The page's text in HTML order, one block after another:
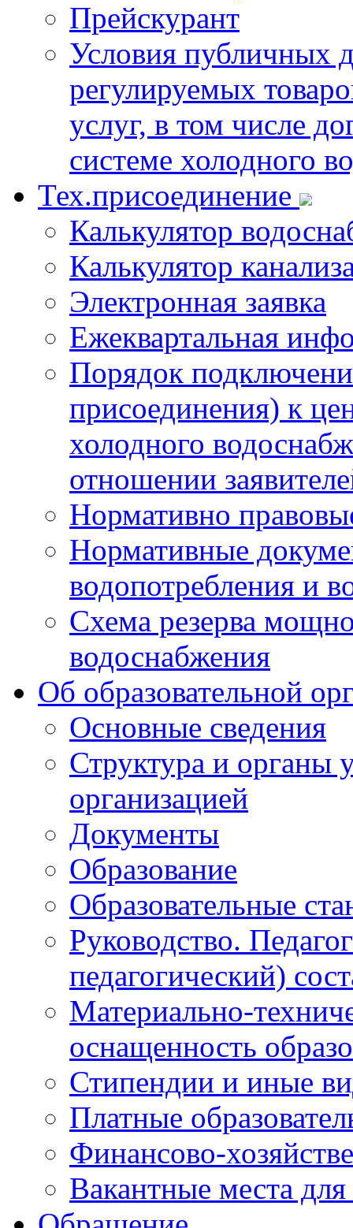
Прейскурант
Условия публичных
регулируемых
услуг, в том числе
системе холодного
Тех.присоединение
Калькулятор
Калькулятор
Электронная заявка
Ежеквартальная
Порядок
присоединения) к
холодного
отношении
Нормативно
Нормативные
водопотребления и
Схема резерва
водоснабжения
Об образовательной
Основные сведения
Структура и органы
организацией
Документы
Образование
Образовательные
Руководство.
педагогический)
Материально-
оснащенность
Стипендии и иные
Платные
Финансово-
Вакантные места